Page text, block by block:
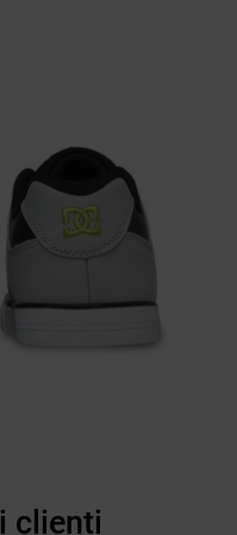
clienti